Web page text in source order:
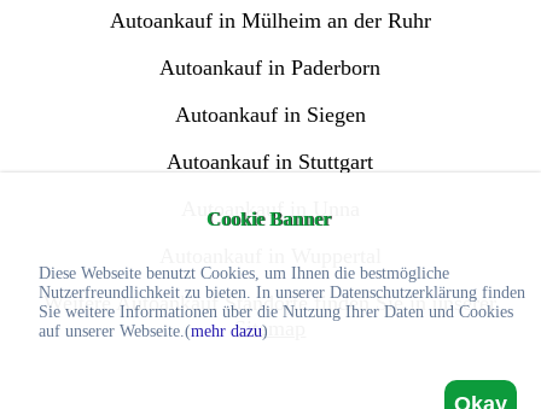
Cookie Banner
Diese Webseite benutzt Cookies, um Ihnen die bestmögliche
Nutzerfreundlichkeit zu bieten. In unserer Datenschutzerklärung finden
Sie weitere Informationen über die Nutzung Ihrer Daten und Cookies
auf unserer Webseite.(mehr dazu)
Okay
Autoankauf in Mülheim an der Ruhr
Autoankauf in Paderborn
Autoankauf in Siegen
Autoankauf in Stuttgart
Autoankauf in Unna
Weitere Autoankauf Standorte finden Sie in unserer
Sitemap